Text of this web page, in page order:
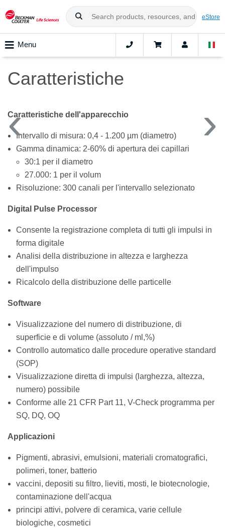
eStore
Menu
Caratteristiche
Caratteristiche dell'apparecchio
Intervallo di misura: 0,4 - 1.200 µm (diametro)
Gamma dinamica: 2-60% di apertura dei capillari
30:1 per il diametro
27.000: 1 per il volum
Risoluzione: 300 canali per l'intervallo selezionato
Digital Pulse Processor
Consente la registrazione completa di tutti gli impulsi in
forma digitale
Analisi della distribuzione in altezza e larghezza
dell'impulso
Ricalcolo della distribuzione delle particelle
Software
Visualizzazione del numero di distribuzione, di
superficie e di volume (assoluto / ml,%)
Controllo automatico dalle procedure operative standard
(SOP)
Visualizzazione diretta di impulsi (larghezza, altezza,
numero) possibile
Conforme alle 21 CFR Part 11, V-Check programma per
SQ, DQ, OQ
Applicazioni
Pigmenti, abrasivi, emulsioni, materiali cromatografici,
polimeri, toner, batterio
vaccini, depositi su filtro, lieviti, mosti, le biotecnologie,
contaminazione dell'acqua
principi attivi, polvere di ceramica, varie cellule
biologiche, cosmetici